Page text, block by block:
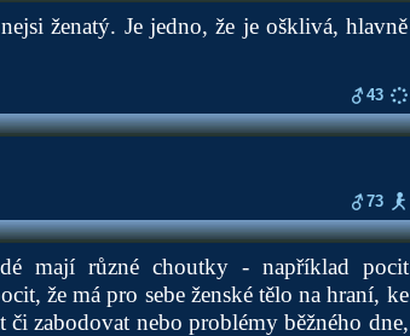
ženatý. Je jedno, že je ošklivá, hlavně
43
73
mají různé choutky - například pocit
že má pro sebe ženské tělo na hraní, ke
či zabodovat nebo problémy běžného dne,